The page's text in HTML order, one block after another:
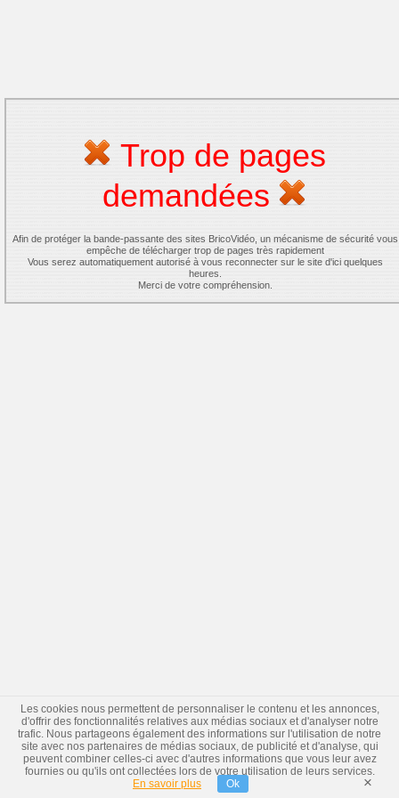
Trop de pages
demandées
Afin de protéger la bande-passante des sites BricoVidéo, un mécanisme de sécurité vous
empêche de télécharger trop de pages très rapidement
Vous serez automatiquement autorisé à vous reconnecter sur le site d'ici quelques
heures.
Merci de votre compréhension.
Les cookies nous permettent de personnaliser le contenu et les annonces,
d'offrir des fonctionnalités relatives aux médias sociaux et d'analyser notre
trafic. Nous partageons également des informations sur l'utilisation de notre
site avec nos partenaires de médias sociaux, de publicité et d'analyse, qui
peuvent combiner celles-ci avec d'autres informations que vous leur avez
fournies ou qu'ils ont collectées lors de votre utilisation de leurs services.
En savoir plus
Ok ×